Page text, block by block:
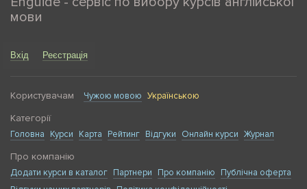
мови
Вхід Реєстрація
Користувачам Чужою мовою Українською
Категорії
Головна Курси Карта Рейтинг Відгуки Онлайн курси Журнал
Про компанію
Додати курси в каталог Партнери Про компанію
Публічна оферта